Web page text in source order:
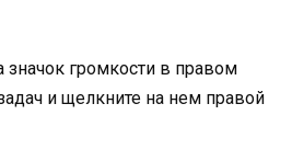
значок громкости в правом
и щелкните на нем правой